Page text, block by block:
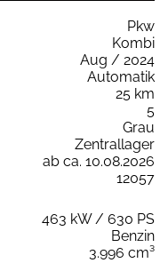
Pkw
Kombi
Aug / 2024
Automatik
25 km
5
Grau
Zentrallager
ab ca. 10.08.2026
12057
463 kW / 630 PS
Benzin
3.996 cm³